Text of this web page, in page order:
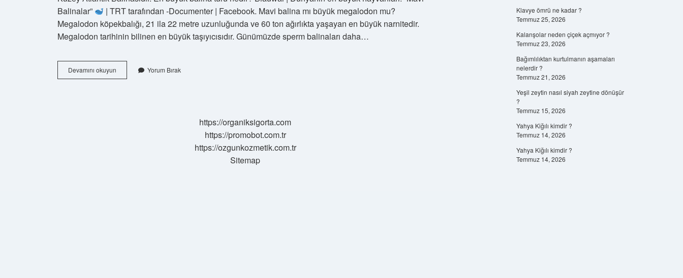
Balinalar”
| TRT tarafından -Documenter | Facebook. Mavi balina mı büyük megalodon mu?
Megalodon köpekbalığı, 21 ila 22 metre uzunluğunda ve 60 ton ağırlıkta yaşayan en büyük narnitedir.
Megalodon tarihinin bilinen en büyük taşıyıcısıdır. Günümüzde sperm balinaları daha…
Devamını okuyun
Tehlikeli
Yorum Bırak
https://organiksigorta.com
https://promobot.com.tr
https://ozgunkozmetik.com.tr
Sitemap
Klavye ömrü ne kadar ?
Temmuz 25, 2026
Kalanşolar neden çiçek açmıyor ?
Temmuz 23, 2026
Bağımlılıktan kurtulmanın aşamaları
nelerdir ?
Temmuz 21, 2026
Yeşil zeytin nasıl siyah zeytine dönüşür
?
Temmuz 15, 2026
Yahya Kiğılı kimdir ?
Temmuz 14, 2026
Yahya Kiğılı kimdir ?
Temmuz 14, 2026